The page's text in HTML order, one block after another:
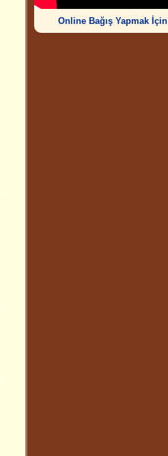
Online Bağış Yapmak İçin